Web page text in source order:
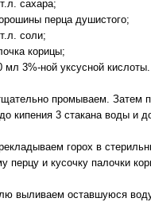
сахара;
перца душистого;
соли;
корицы;
мл 3%-ной уксусной кислоты.
промываем. Затем
кипения 3 стакана воды и
горох в
перцу и кусочку палочки
выливаем оставшуюся